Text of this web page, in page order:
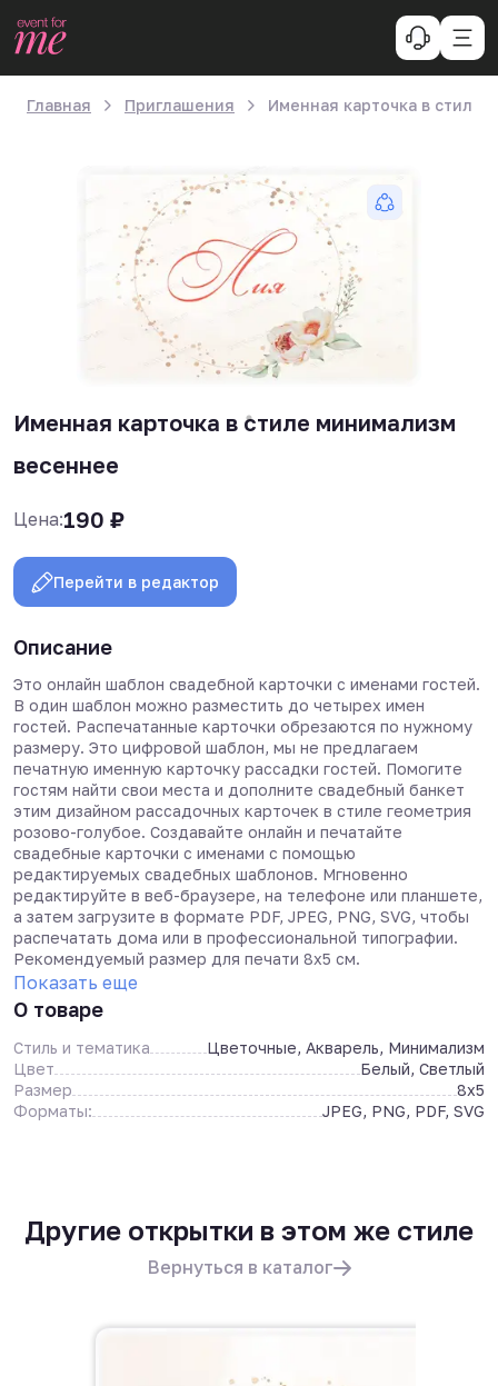
Главная Приглашения Именная карточка в стиле
Именная карточка в стиле минимализм
весеннее
Цена:190 ₽
Перейти в редактор
Описание
Это онлайн шаблон свадебной карточки с именами гостей.
В один шаблон можно разместить до четырех имен
гостей. Распечатанные карточки обрезаются по нужному
размеру. Это цифровой шаблон, мы не предлагаем
печатную именную карточку рассадки гостей. Помогите
гостям найти свои места и дополните свадебный банкет
этим дизайном рассадочных карточек в стиле геометрия
розово-голубое. Создавайте онлайн и печатайте
свадебные карточки с именами с помощью
редактируемых свадебных шаблонов. Мгновенно
редактируйте в веб-браузере, на телефоне или планшете,
а затем загрузите в формате PDF, JPEG, PNG, SVG, чтобы
распечатать дома или в профессиональной типографии.
Рекомендуемый размер для печати 8х5 см.
Показать еще
О товаре
Стиль и тематика
Цветочные, Акварель, Минимализм
Цвет
Белый, Светлый
Размер
8x5
Форматы:
JPEG, PNG, PDF, SVG
Другие открытки в этом же стиле
Вернуться в каталог